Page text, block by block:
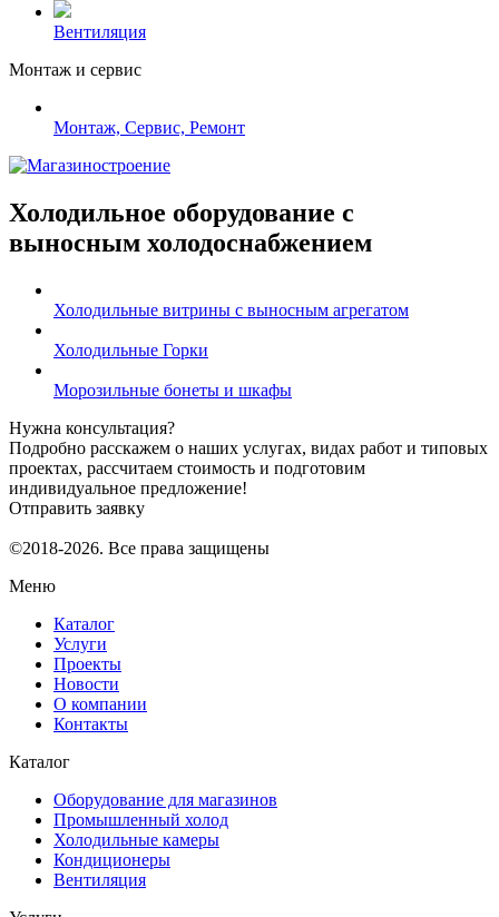
Вентиляция
Монтаж и сервис
Монтаж, Сервис, Ремонт
Холодильное оборудование с
выносным холодоснабжением
Холодильные витрины с выносным агрегатом
Холодильные Горки
Морозильные бонеты и шкафы
Нужна консультация?
Подробно расскажем о наших услугах, видах работ и типовых
проектах, рассчитаем стоимость и подготовим
индивидуальное предложение!
Отправить заявку
©2018-2026. Все права защищены
Меню
Каталог
Услуги
Проекты
Новости
О компании
Контакты
Каталог
Оборудование для магазинов
Промышленный холод
Холодильные камеры
Кондиционеры
Вентиляция